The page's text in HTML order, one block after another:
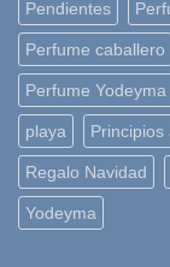
Pendientes
Perfume caballero
Perfume Yodeyma
playa Principios
Regalo Navidad
Yodeyma